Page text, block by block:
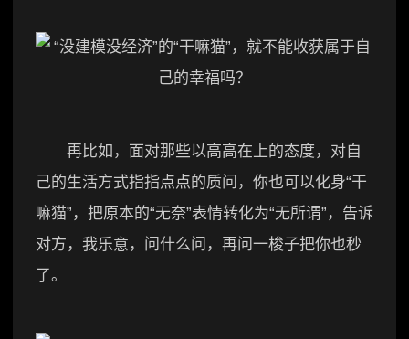
再比如，面对那些以高高在上的态度，对自
己的生活方式指指点点的质问，你也可以化身“干
嘛猫”，把原本的“无奈”表情转化为“无所谓”，告诉
对方，我乐意，问什么问，再问一梭子把你也秒
了。